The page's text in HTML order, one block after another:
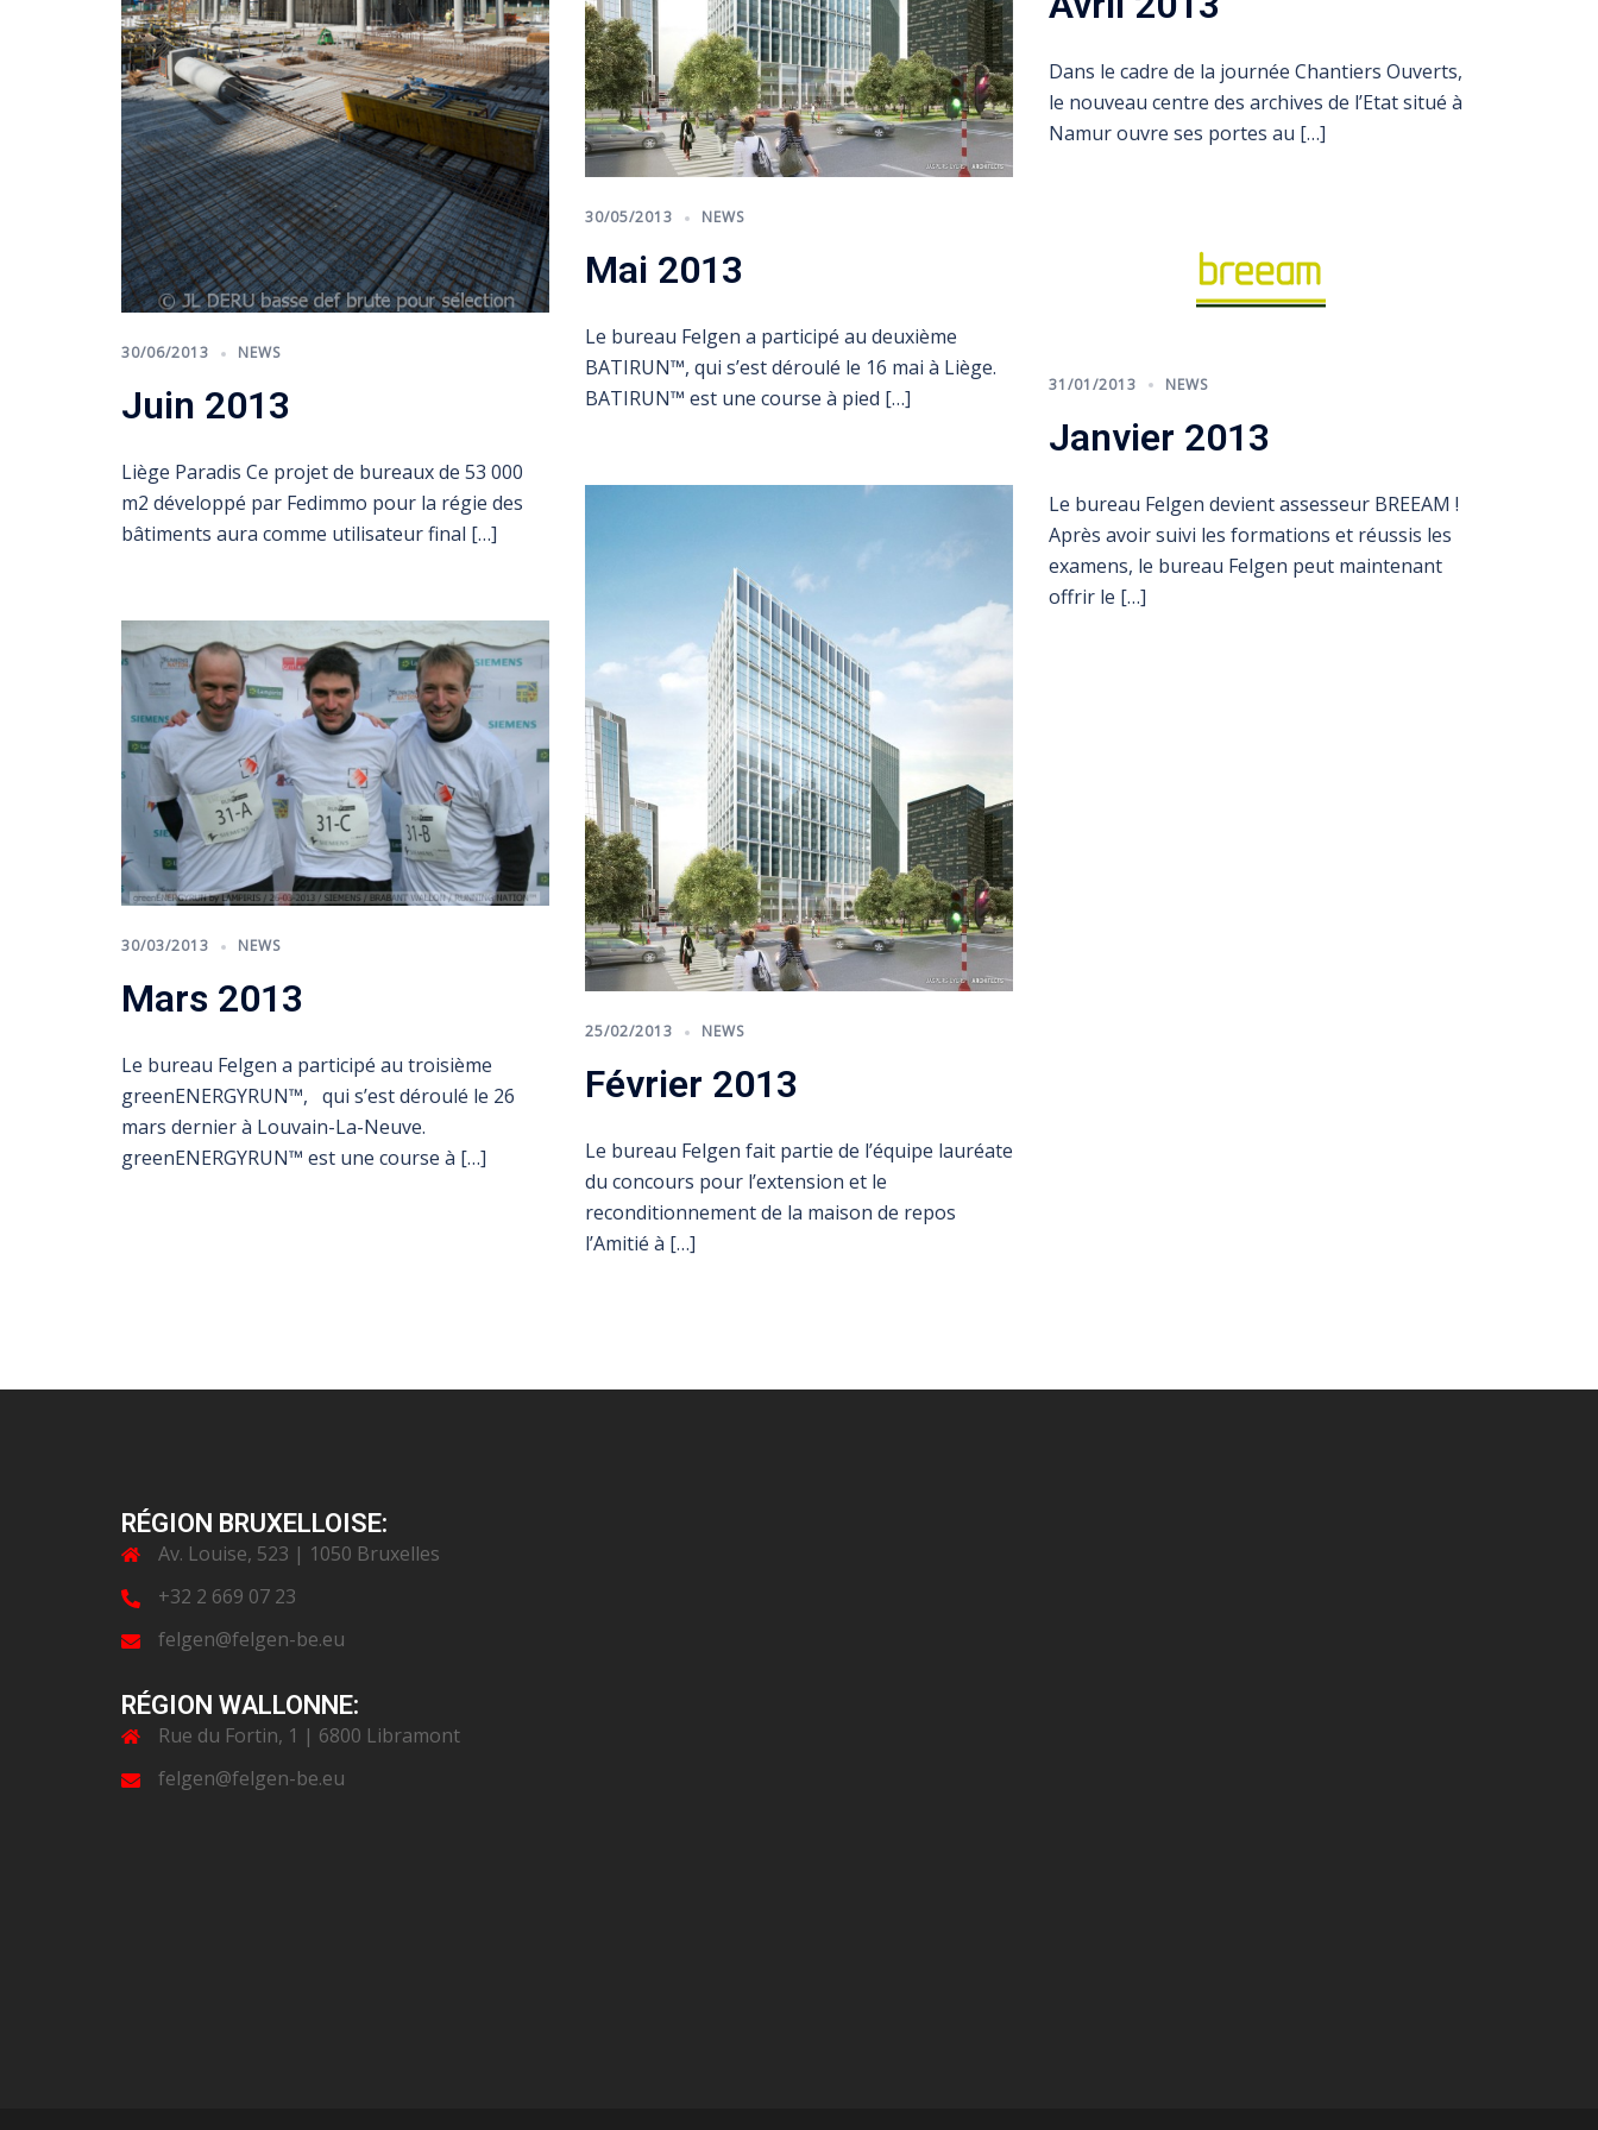
30/06/2013 NEWS
Juin 2013
Liège Paradis Ce projet de bureaux de 53 000
m2 développé par Fedimmo pour la régie des
bâtiments aura comme utilisateur final […]
30/05/2013 NEWS
Mai 2013
Le bureau Felgen a participé au deuxième
BATIRUN™, qui s’est déroulé le 16 mai à Liège.
BATIRUN™ est une course à pied […]
Dans le cadre de la journée Chantiers Ouverts,
le nouveau centre des archives de l’Etat situé à
Namur ouvre ses portes au […]
30/03/2013 NEWS
Mars 2013
Le bureau Felgen a participé au troisième
greenENERGYRUN™, qui s’est déroulé le 26
mars dernier à Louvain-La-Neuve.
greenENERGYRUN™ est une course à […]
25/02/2013 NEWS
Février 2013
Le bureau Felgen fait partie de l’équipe lauréate
du concours pour l’extension et le
reconditionnement de la maison de repos
l’Amitié à […]
31/01/2013 NEWS
Janvier 2013
Le bureau Felgen devient assesseur BREEAM !
Après avoir suivi les formations et réussis les
examens, le bureau Felgen peut maintenant
offrir le […]
RÉGION BRUXELLOISE:
Av. Louise, 523 | 1050 Bruxelles
+32 2 669 07 23
felgen@felgen-be.eu
RÉGION WALLONNE:
Rue du Fortin, 1 | 6800 Libramont
felgen@felgen-be.eu